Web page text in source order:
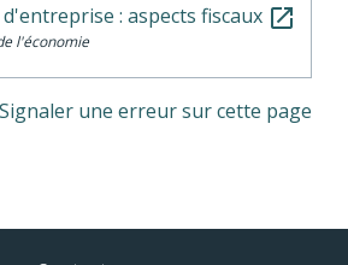
: aspects fiscaux open_in_new
l'économie
Signaler une erreur sur cette page